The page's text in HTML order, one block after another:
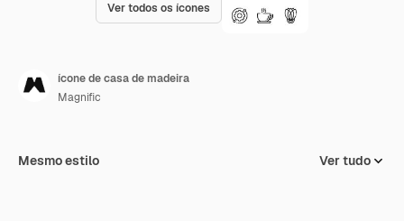
Ver todos os ícones
ícone de casa de madeira
Magnific
Mesmo estilo Ver tudo